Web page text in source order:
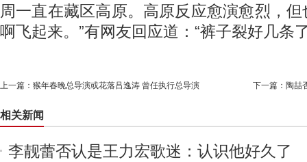
周一直在藏区高原。高原反应愈演愈烈，
啊飞起来。”有网友回应道：“裤子裂好几条
上一篇： 猴年春晚总导演或花落吕逸涛 曾任执行总导演 下一篇： 陶喆
相关新闻
李靓蕾否认是王力宏歌迷：认识他好久了